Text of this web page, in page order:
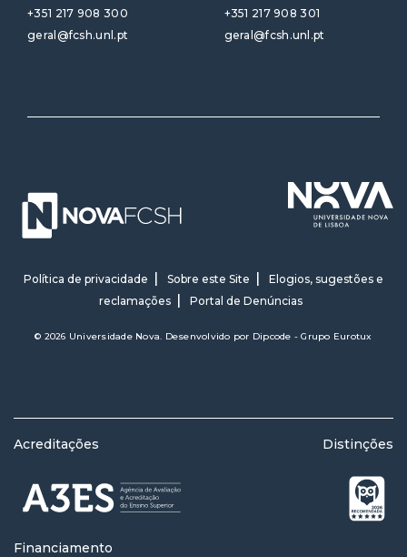
+351 217 908 300
geral@fcsh.unl.pt
+351 217 908 301
geral@fcsh.unl.pt
Política de privacidade Sobre este Site
Elogios, sugestões e
reclamações
Portal de Denúncias
© 2026 Universidade Nova. Desenvolvido por Dipcode - Grupo Eurotux
Acreditações Distinções
Financiamento